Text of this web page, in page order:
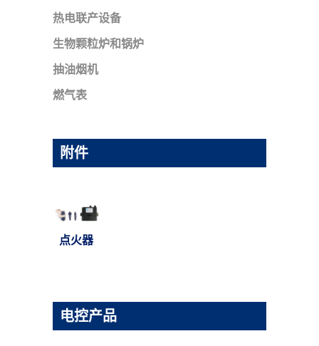
热电联产设备
生物颗粒炉和锅炉
抽油烟机
燃气表
附件
点火器
电控产品